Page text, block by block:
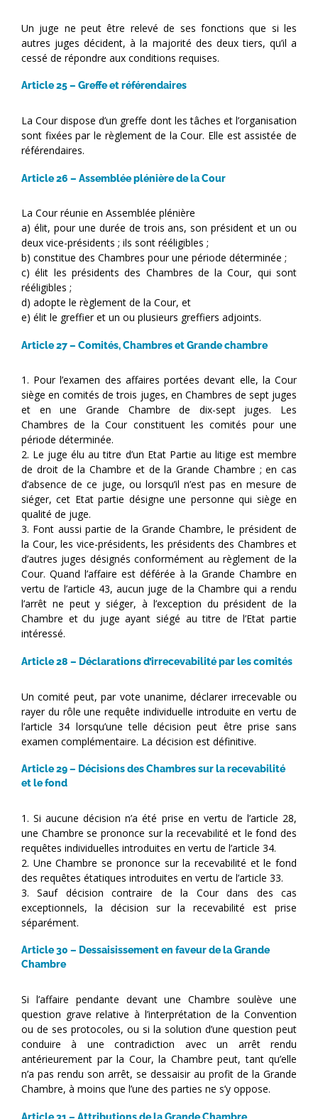
Un juge ne peut être relevé de ses fonctions que si les
autres juges décident, à la majorité des deux tiers, qu’il a
cessé de répondre aux conditions requises.
Article 25 – Greffe et référendaires
La Cour dispose d’un greffe dont les tâches et l’organisation
sont fixées par le règlement de la Cour. Elle est assistée de
référendaires.
Article 26 – Assemblée plénière de la Cour
La Cour réunie en Assemblée plénière
a) élit, pour une durée de trois ans, son président et un ou
deux vice-présidents ; ils sont rééligibles ;
b) constitue des Chambres pour une période déterminée ;
c) élit les présidents des Chambres de la Cour, qui sont
rééligibles ;
d) adopte le règlement de la Cour, et
e) élit le greffier et un ou plusieurs greffiers adjoints.
Article 27 – Comités, Chambres et Grande chambre
1. Pour l’examen des affaires portées devant elle, la Cour
siège en comités de trois juges, en Chambres de sept juges
et en une Grande Chambre de dix-sept juges. Les
Chambres de la Cour constituent les comités pour une
période déterminée.
2. Le juge élu au titre d’un Etat Partie au litige est membre
de droit de la Chambre et de la Grande Chambre ; en cas
d’absence de ce juge, ou lorsqu’il n’est pas en mesure de
siéger, cet Etat partie désigne une personne qui siège en
qualité de juge.
3. Font aussi partie de la Grande Chambre, le président de
la Cour, les vice-présidents, les présidents des Chambres et
d’autres juges désignés conformément au règlement de la
Cour. Quand l’affaire est déférée à la Grande Chambre en
vertu de l’article 43, aucun juge de la Chambre qui a rendu
l’arrêt ne peut y siéger, à l’exception du président de la
Chambre et du juge ayant siégé au titre de l’Etat partie
intéressé.
Article 28 – Déclarations d’irrecevabilité par les comités
Un comité peut, par vote unanime, déclarer irrecevable ou
rayer du rôle une requête individuelle introduite en vertu de
l’article 34 lorsqu’une telle décision peut être prise sans
examen complémentaire. La décision est définitive.
Article 29 – Décisions des Chambres sur la recevabilité
et le fond
1. Si aucune décision n’a été prise en vertu de l’article 28,
une Chambre se prononce sur la recevabilité et le fond des
requêtes individuelles introduites en vertu de l’article 34.
2. Une Chambre se prononce sur la recevabilité et le fond
des requêtes étatiques introduites en vertu de l’article 33.
3. Sauf décision contraire de la Cour dans des cas
exceptionnels, la décision sur la recevabilité est prise
séparément.
Article 30 – Dessaisissement en faveur de la Grande
Chambre
Si l’affaire pendante devant une Chambre soulève une
question grave relative à l’interprétation de la Convention
ou de ses protocoles, ou si la solution d’une question peut
conduire à une contradiction avec un arrêt rendu
antérieurement par la Cour, la Chambre peut, tant qu’elle
n’a pas rendu son arrêt, se dessaisir au profit de la Grande
Chambre, à moins que l’une des parties ne s’y oppose.
Article 31 – Attributions de la Grande Chambre